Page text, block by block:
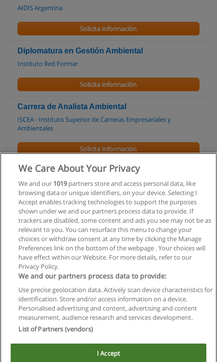
AIDIS Argentina
Solicita información
Diplomatura en Gestión Ambiental
Instituto Red Formar
Solicita información
Carrera de Analista Ambiental
ISCEA - Instituto Superior de Carreras Empresariales y
Ambientales
Solicita información
Curso de Derecho Ambiental como Nuevo
Paradigma Jurídico
Diario Judicial
Solicita información
Privacidad de datos
Contactar con Educaedu
Copyright © Educaedu Business S.L. - CIF : B-95610580: -
We Care About Your Privacy
We and our 1019partners store and access personal data, like
browsing data or unique identifiers, on your device. Selecting I
Accept enables tracking technologies to support the purposes
shown under we and our partners process data to provide. If
trackers are disabled, some content and ads you see may not be as
relevant to you. You can resurface this menu to change your
choices or withdraw consent at any time by clicking the Manage
Preferences link on the bottom of the webpage . Your choices will
have effect within our Website. For more details, refer to our
Privacy Policy.
We and our partners process data to provide:
Use precise geolocation data. Actively scan device characteristics for
identification. Store and/or access information on a device.
Personalised advertising and content, advertising and content
measurement, audience research and services development.
List of Partners (vendors)
I Accept